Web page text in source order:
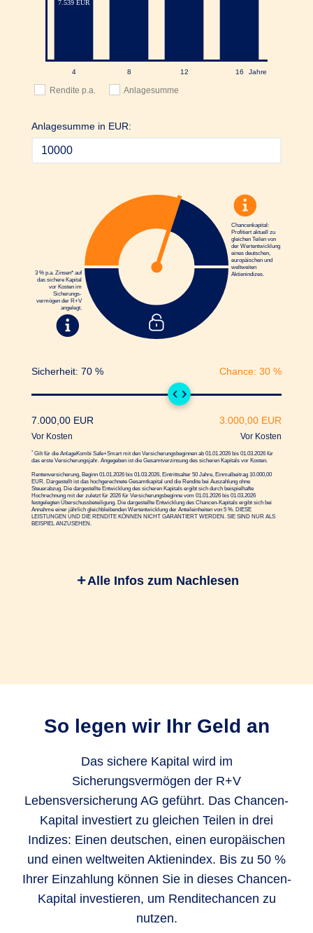
Rendite p.a. Anlagesumme
Anlagesumme in EUR:
3 % p.a. Zinsen* auf
das sichere Kapital
vor Kosten im
Sicherungs­
vermögen der R+V
angelegt.
Chancenkapital:
Profitiert aktuell zu
gleichen Teilen von
der Wertentwicklung
eines deutschen,
europäischen und
weltweiten
Aktienindizes.
Sicherheit: 70 % Chance: 30 %
7.000,00 EUR
Vor Kosten
3.000,00 EUR
Vor Kosten
* Gilt für die AnlageKombi Safe+Smart mit den Versicherungs­beginnen ab 01.01.2026 bis 01.03.2026 für
das erste Versicherungs­jahr. Angegeben ist die Gesamt­verzinsung des sicheren Kapitals vor Kosten.
Rentenversicherung, Beginn 01.01.2026 bis 01.03.2026, Eintrittsalter 50 Jahre, Einmalbeitrag 10.000,00
EUR. Dargestellt ist das hochgerechnete Gesamtkapital und die Rendite bei Auszahlung ohne
Steuerabzug. Die dargestellte Entwicklung des sicheren Kapitals ergibt sich durch beispielhafte
Hochrechnung mit der zuletzt für 2026 für Versicherungsbeginne vom 01.01.2026 bis 01.03.2026
festgelegten Überschussbeteiligung. Die dargestellte Entwicklung des Chancen-Kapitals ergibt sich bei
Annahme einer jährlich gleichbleibenden Wertentwicklung der Anteileinheiten von 5 %. DIESE
LEISTUNGEN UND DIE RENDITE KÖNNEN NICHT GARANTIERT WERDEN. SIE SIND NUR ALS
BEISPIEL ANZUSEHEN.
50 % betragen muss.
Chance gibt, an der Wertentwicklung des
Aktienmarktes teilzuhaben. Ihr Vermögen im
„Chance-Topf“ profitiert zu gleichen Teilen von
einem deutschen, europäischen und weltweiten
Aktienindex.
Das sichere Kapital heißt so, weil es sicher ist
und nur mehr werden kann, egal was an den
Zins- und Kapitalmärkten passiert. Als ob Sie Ihr
Vermögen auf einem Tagesgeldkonto anlegen.
Der große Unterschied zu Tagesgeld: Die
Alle Infos zum Nachlesen
So legen wir Ihr Geld an
Das sichere Kapital wird im
Sicherungsvermögen der R+V
Lebensversicherung AG geführt. Das Chancen-
Kapital investiert zu gleichen Teilen in drei
Indizes: Einen deutschen, einen europäischen
und einen weltweiten Aktienindex. Bis zu 50 %
Ihrer Einzahlung können Sie in dieses Chancen-
Kapital investieren, um Renditechancen zu
nutzen.